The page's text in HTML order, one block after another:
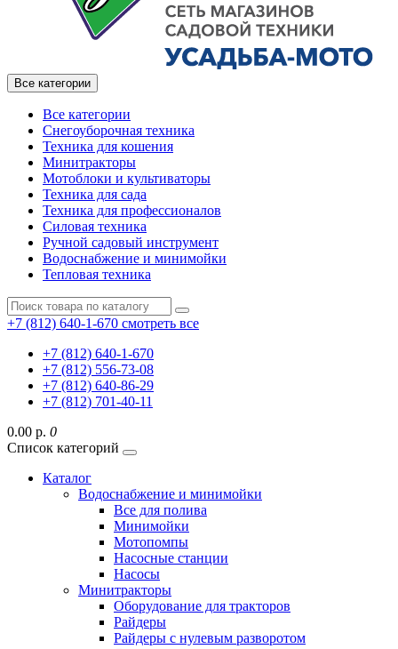
Все категории
Все категории
Снегоуборочная техника
Техника для кошения
Минитракторы
Мотоблоки и культиваторы
Техника для сада
Техника для профессионалов
Силовая техника
Ручной садовый инструмент
Водоснабжение и минимойки
Тепловая техника
+7 (812) 640-1-670 смотреть все
+7 (812) 640-1-670
+7 (812) 556-73-08
+7 (812) 640-86-29
+7 (812) 701-40-11
0.00 р. 0
Список категорий
Каталог
Водоснабжение и минимойки
Все для полива
Минимойки
Мотопомпы
Насосные станции
Насосы
Минитракторы
Оборудование для тракторов
Райдеры
Райдеры с нулевым разворотом